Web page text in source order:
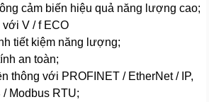
cảm biến hiệu quả năng lượng cao;
V / f ECO
tiết kiệm năng lượng;
an toàn;
thông với PROFINET / EtherNet / IP,
/ Modbus RTU;